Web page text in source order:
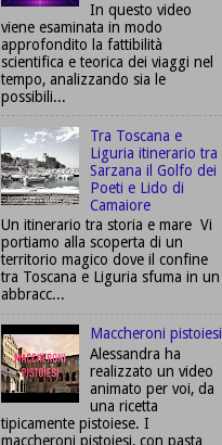
In questo video
viene esaminata in modo
approfondito la fattibilità
scientifica e teorica dei viaggi nel
tempo, analizzando sia le
possibili...
Tra Toscana e
Liguria itinerario tra
Sarzana il Golfo dei
Poeti e Lido di
Camaiore
Un itinerario tra storia e mare Vi
portiamo alla scoperta di un
territorio magico dove il confine
tra Toscana e Liguria sfuma in un
abbracc...
Maccheroni pistoiesi
Alessandra ha
realizzato un video
animato per voi, da
una ricetta
tipicamente pistoiese. I
maccheroni pistoiesi, con pasta